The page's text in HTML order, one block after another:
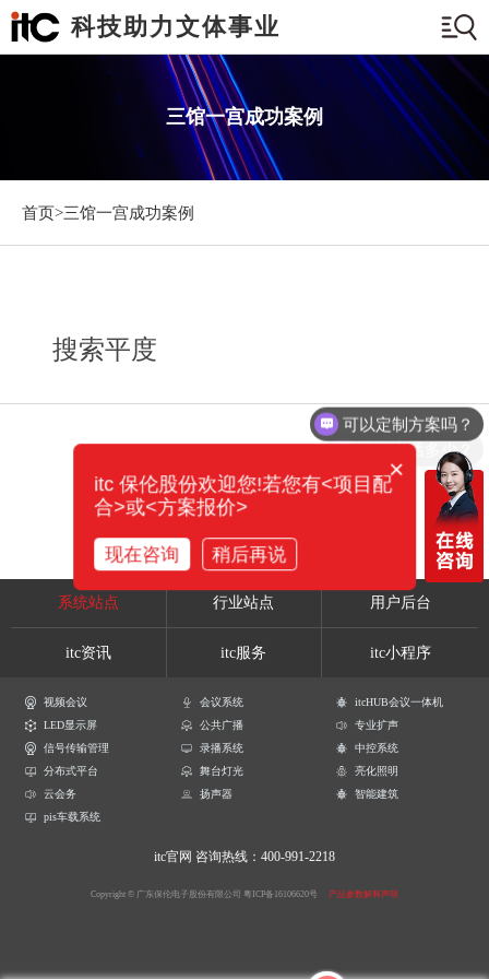
科技助力文体事业
三馆一宫成功案例
首页>三馆一宫成功案例
搜索平度
系统站点 行业站点 用户后台
itc资讯 itc服务 itc小程序
视频会议 会议系统
itcHUB会议一体机
LED显示屏
公共广播
专业扩声
信号传输管理
录播系统
中控系统
分布式平台
舞台灯光
亮化照明
云会务
扬声器
智能建筑
pis车载系统
itc官网 咨询热线：400-991-2218
Copyright © 广东保伦电子股份有限公司 粤ICP备16106620号 产品参数解释声明
可以定制方案吗？
你们电话多少？
×
itc 保伦股份欢迎您!若您有<项目配
合>或<方案报价>
现在咨询 稍后再说